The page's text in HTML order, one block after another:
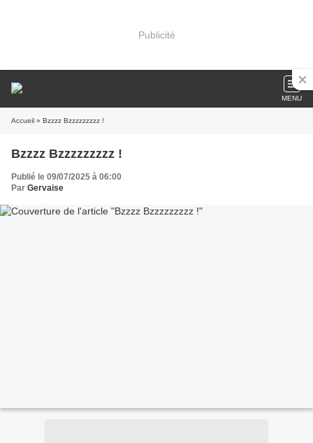
Publicité
MENU
Accueil » Bzzzz Bzzzzzzzzz !
Bzzzz Bzzzzzzzzz !
Publié le 09/07/2025 à 06:00
Par Gervaise